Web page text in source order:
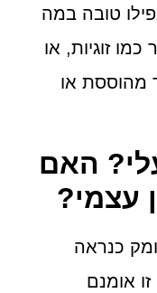
טובה במה
זוגיות, או
מהוססת או
האם
עצמי?
כנראה
אומנם